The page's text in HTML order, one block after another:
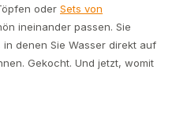
oder Sets von
ineinander passen. Sie
in denen Sie Wasser direkt auf
Gekocht. Und jetzt, womit